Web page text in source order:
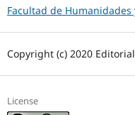
Facultad de Humanidades
Copyright (c) 2020
License